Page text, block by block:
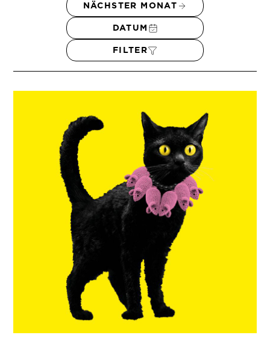
NÄCHSTER MONAT
DATUM
FILTER